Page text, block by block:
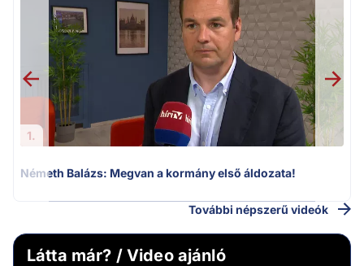
1.
Németh Balázs: Megvan a kormány első áldozata!
További népszerű videók
Látta már? / Video ajánló